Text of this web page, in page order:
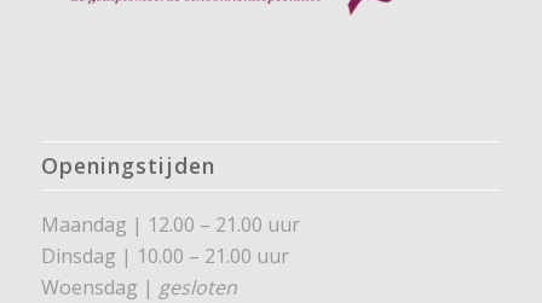
Openingstijden
Maandag | 12.00 – 21.00 uur
Dinsdag | 10.00 – 21.00 uur
Woensdag | gesloten